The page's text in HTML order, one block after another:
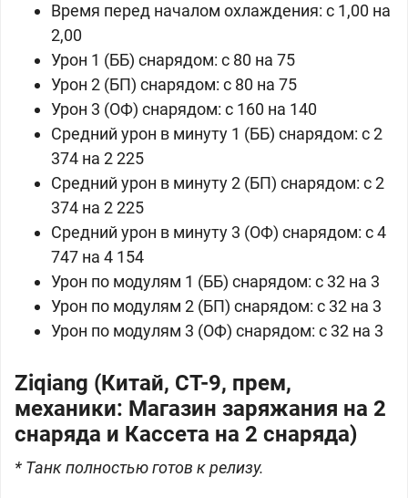
Время перед началом охлаждения: с 1,00 на
2,00
Урон 1 (ББ) снарядом: c 80 на 75
Урон 2 (БП) снарядом: c 80 на 75
Урон 3 (ОФ) снарядом: c 160 на 140
Средний урон в минуту 1 (ББ) снарядом: c 2
374 на 2 225
Средний урон в минуту 2 (БП) снарядом: c 2
374 на 2 225
Средний урон в минуту 3 (ОФ) снарядом: c 4
747 на 4 154
Урон по модулям 1 (ББ) снарядом: c 32 на 3
Урон по модулям 2 (БП) снарядом: c 32 на 3
Урон по модулям 3 (ОФ) снарядом: c 32 на 3
Ziqiang (Китай, СТ-9, прем,
механики: Магазин заряжания на 2
снаряда и Кассета на 2 снаряда)
* Танк полностью готов к релизу.